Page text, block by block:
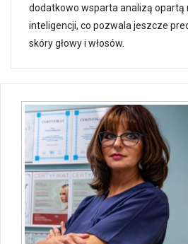
dodatkowo wsparta analizą opartą
inteligencji, co pozwala jeszcze
skóry głowy i włosów.